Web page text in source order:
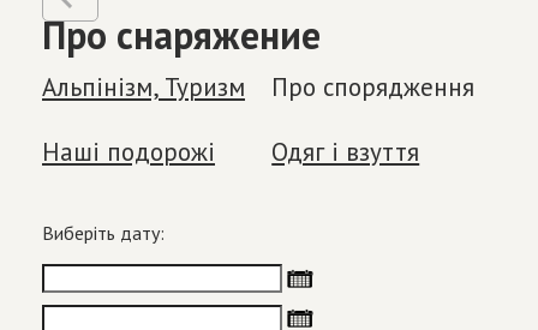
Про снаряжение
Альпінізм, Туризм
Про спорядження
Наші подорожі
Одяг і взуття
Виберіть дату: